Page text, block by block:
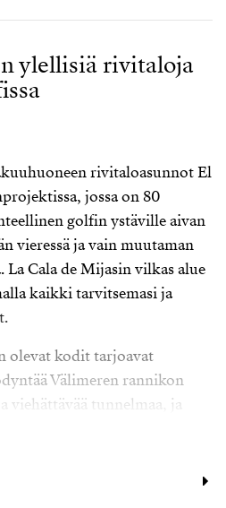
ylellisiä rivitaloja
rivitaloasunnot El
jossa on 80
golfin ystäville aivan
vieressä ja vain muutaman
La Cala de Mijasin vilkas alue
kaikki tarvitsemasi ja
olevat kodit tarjoavat
Välimeren rannikon
viehättävää tunnelmaa, ja
ja suunniteltu
laadukkaasti. Laadukkaat